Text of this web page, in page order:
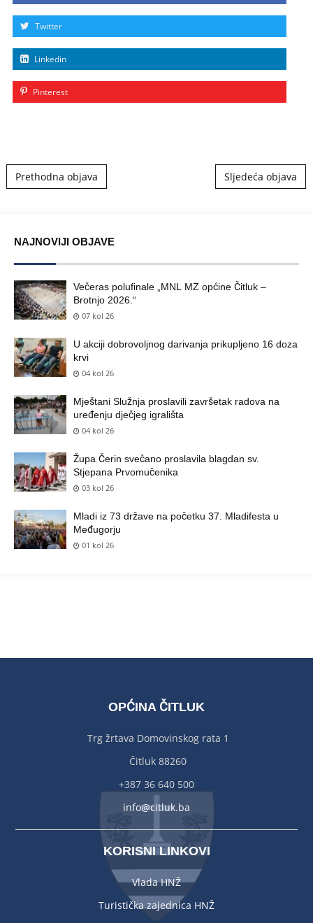
Twitter
Linkedin
Pinterest
Post navigation
Prethodna objava Sljedeća objava
NAJNOVIJI OBJAVE
Večeras polufinale „MNL MZ općine Čitluk –
Brotnjo 2026.“
07 kol 26
U akciji dobrovoljnog darivanja prikupljeno 16 doza
krvi
04 kol 26
Mještani Služnja proslavili završetak radova na
uređenju dječjeg igrališta
04 kol 26
Župa Čerin svečano proslavila blagdan sv.
Stjepana Prvomučenika
03 kol 26
Mladi iz 73 države na početku 37. Mladifesta u
Međugorju
01 kol 26
OPĆINA ČITLUK
Trg žrtava Domovinskog rata 1
Čitluk 88260
+387 36 640 500
info@citluk.ba
KORISNI LINKOVI
Vlada HNŽ
Turistička zajednica HNŽ